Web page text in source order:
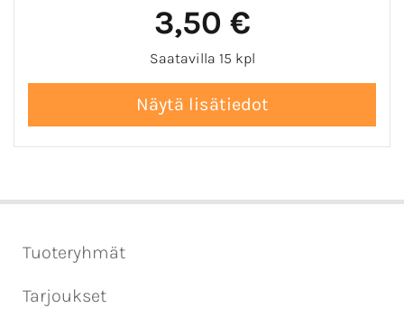
3,50 €
Saatavilla 15 kpl
Tuoteryhmät
Tarjoukset